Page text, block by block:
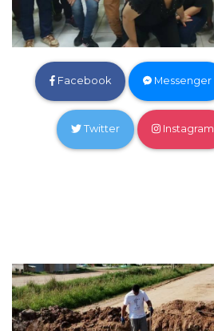
Facebook Messenger
Twitter Instagram